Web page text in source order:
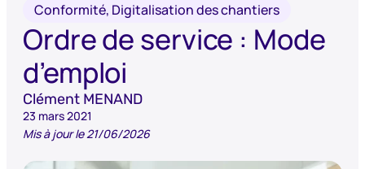
Conformité, Digitalisation des chantiers
Ordre de service : Mode
d’emploi
Clément MENAND
23 mars 2021
Mis à jour le 21/06/2026